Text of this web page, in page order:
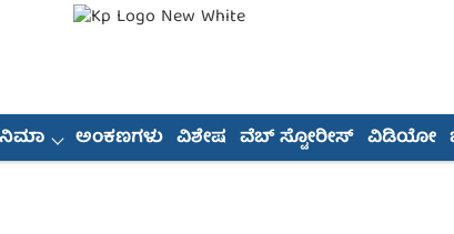
ಅಂಕಣಗಳು ವಿಶೇಷ ವೆಬ್ ಸ್ಟೋರೀಸ್ ವಿಡಿಯೋ